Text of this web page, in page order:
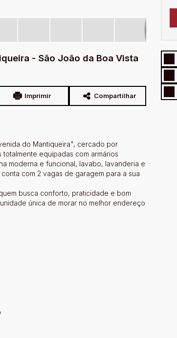
- São João da Boa Vista
Imprimir Compartilhar
do Mantiqueira", cercado por
equipadas com armários
moderna e funcional, lavabo, lavanderia e
com 2 vagas de garagem para a sua
busca conforto, praticidade e bom
única de morar no melhor endereço